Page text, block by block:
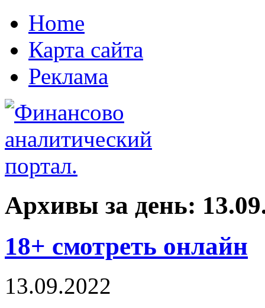
Home
Карта сайта
Реклама
Архивы за день:
18+ смотреть онлайн
13.09.2022